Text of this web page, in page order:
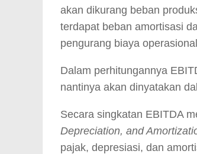
akan dikurang beban
terdapat beban amortisasi
pengurang biaya
Dalam perhitungannya
nantinya akan dinyatakan
Secara singkatan EBITDA
Depreciation, and
pajak, depresiasi, dan